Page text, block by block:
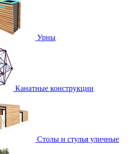
Урны
Канатные конструкции
Столы и стулья уличные